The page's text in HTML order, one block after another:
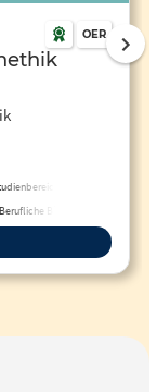
OER
und
Bildung,